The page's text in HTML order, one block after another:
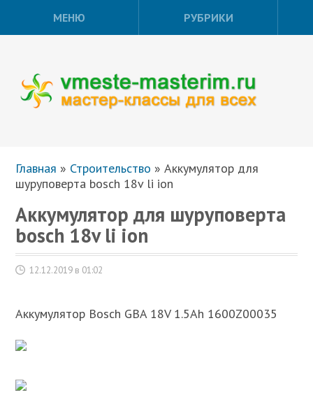
МЕНЮ РУБРИКИ
Главная » Строительство »Аккумулятор для
шуруповерта bosch 18v li ion
Аккумулятор для шуруповерта
bosch 18v li ion
12.12.2019 в 01:02
Аккумулятор Bosch GBA 18V 1.5Ah 1600Z00035